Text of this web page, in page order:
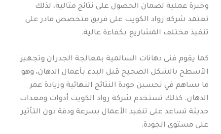
وخبرة عملية لضمان الحصول على نتائج مثالية، لذلك
تعتمد شركة رواد الكويت على فريق متخصص قادر على
تنفيذ مختلف المشاريع بكفاءة عالية.
كما يقوم فنى دهانات السالمية بمعالجة الجدران وتجهيز
الأسطح بالشكل الصحيح قبل البدء بأعمال الدهان، وهو
ما يساهم في تحسين جودة النتائج النهائية وزيادة عمر
الدهان. كذلك تستخدم شركة رواد الكويت أدوات ومعدات
حديثة تساعد على تنفيذ الأعمال بسرعة ودقة دون التأثير
على مستوى الجودة.